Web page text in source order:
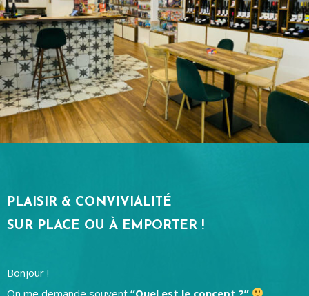
PLAISIR & CONVIVIALITÉ
SUR PLACE OU À EMPORTER !
Bonjour !
On me demande souvent “Quel est le concept ?”